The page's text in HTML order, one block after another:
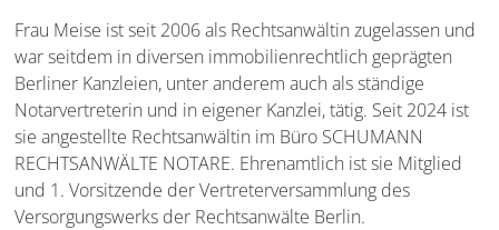
Frau Meise ist seit 2006 als Rechtsanwältin zugelassen und
war seitdem in diversen immobilienrechtlich geprägten
Berliner Kanzleien, unter anderem auch als ständige
Notarvertreterin und in eigener Kanzlei, tätig. Seit 2024 ist
sie angestellte Rechtsanwältin im Büro SCHUMANN
RECHTSANWÄLTE NOTARE. Ehrenamtlich ist sie Mitglied
und 1. Vorsitzende der Vertreterversammlung des
Versorgungswerks der Rechtsanwälte Berlin.